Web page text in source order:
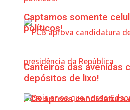
PCB aprova candidatura
Captamos somente
políticos!
Canteiros das avenidas
depósitos de lixo!